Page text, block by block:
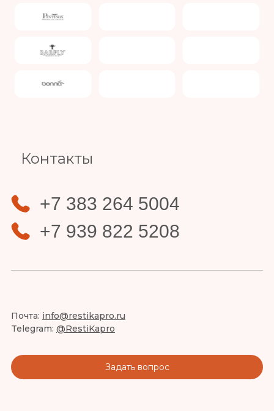
Контакты
+7 383 264 5004
+7 939 822 5208
Почта: info@restikapro.ru
Telegram: @RestiKapro
Задать вопрос